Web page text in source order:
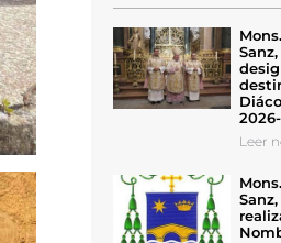
Leer